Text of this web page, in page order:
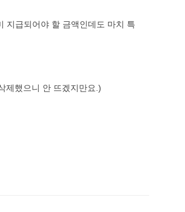
지급되어야 할 금액인데도 마치 특
제했으니 안 뜨겠지만요.)